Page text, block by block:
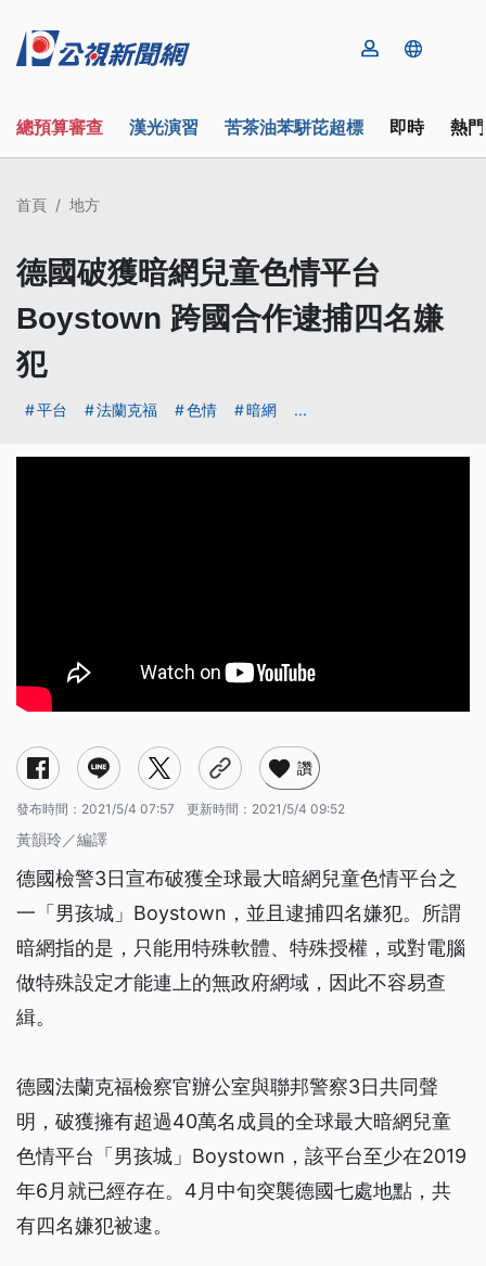
總預算審查 漢光演習 苦茶油苯駢芘超標 即時 熱
首頁 地方
德國破獲暗網兒童色情平台
Boystown 跨國合作逮捕四名嫌
犯
平台 法蘭克福 色情 暗網 ...
讚
發布時間： 2021/5/4 07:57 更新時間： 2021/5/4 09:52
黃韻玲／編譯
德國檢警3日宣布破獲全球最大暗網兒童色情平台之
一「男孩城」Boystown，並且逮捕四名嫌犯。所謂
暗網指的是，只能用特殊軟體、特殊授權，或對電腦
做特殊設定才能連上的無政府網域，因此不容易查
緝。
德國法蘭克福檢察官辦公室與聯邦警察3日共同聲
明，破獲擁有超過40萬名成員的全球最大暗網兒童
色情平台「男孩城」Boystown，該平台至少在2019
年6月就已經存在。4月中旬突襲德國七處地點，共
有四名嫌犯被逮。